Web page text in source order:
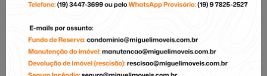
AQUECEDOR A GÁS